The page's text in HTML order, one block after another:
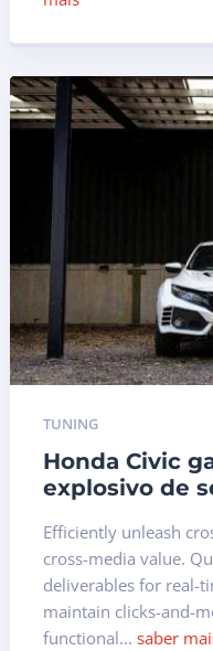
TUNING
Honda Civic
explosivo de
Efficiently unleash
cross-media value.
deliverables for real-
maintain clicks-and-
functional... saber